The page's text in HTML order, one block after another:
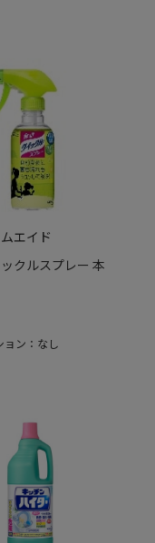
ムエイド
クルスプレー 本
ョン：なし